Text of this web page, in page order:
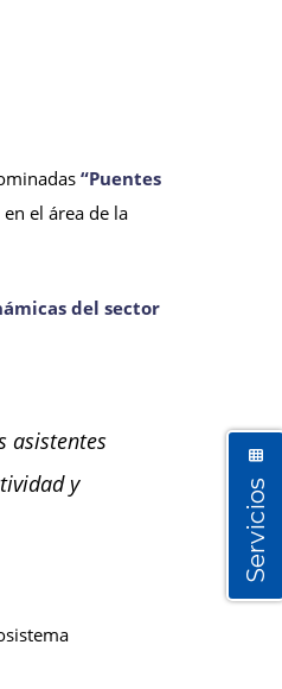
“Puentes
el área de la
del sector
asistentes
y
Servicios